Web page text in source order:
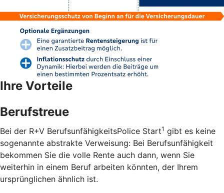
Ihre Vorteile
Berufstreue
Bei der R+V BerufsunfähigkeitsPolice Start1 gibt es keine
sogenannte abstrakte Verweisung: Bei Berufsunfähigkeit
bekommen Sie die volle Rente auch dann, wenn Sie
weiterhin in einem Beruf arbeiten könnten, der Ihrem
ursprünglichen ähnlich ist.